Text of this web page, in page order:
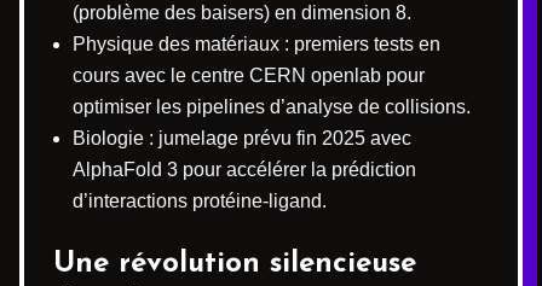
(problème des baisers) en dimension 8.
Physique des matériaux : premiers tests en
cours avec le centre CERN openlab pour
optimiser les pipelines d’analyse de collisions.
Biologie : jumelage prévu fin 2025 avec
AlphaFold 3 pour accélérer la prédiction
d’interactions protéine-ligand.
Une révolution silencieuse